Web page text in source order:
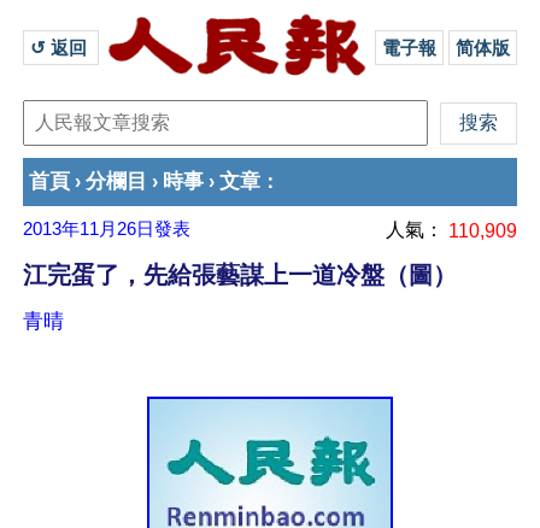
↺ 返回 電子報 简体版
首頁 › 分欄目 › 時事 › 文章 ：
2013年11月26日發表 人氣： 110,909
江完蛋了，先給張藝謀上一道冷盤（圖）
青晴